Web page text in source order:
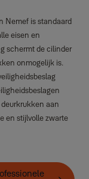
Nemef is standaard
eisen en
schermt de cilinder
onmogelijk is.
aan
en stijlvolle zwarte